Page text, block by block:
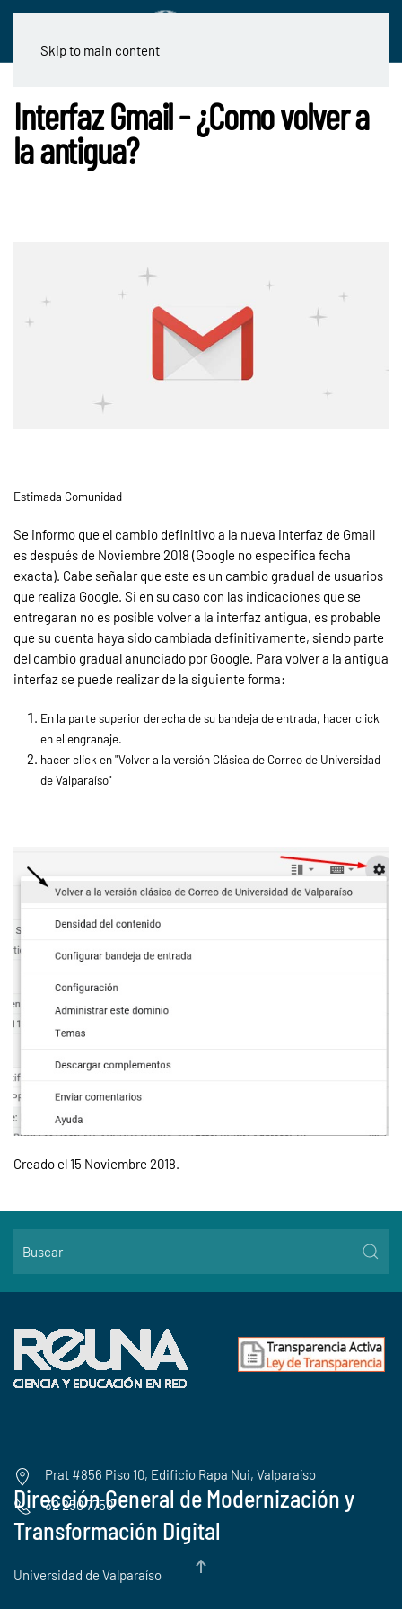
Skip to main content
Interfaz Gmail - ¿Como volver a
la antigua?
Estimada Comunidad
Se informo que el cambio definitivo a la nueva interfaz de Gmail
es después de Noviembre 2018 (Google no especifica fecha
exacta). Cabe señalar que este es un cambio gradual de usuarios
que realiza Google. Si en su caso con las indicaciones que se
entregaran no es posible volver a la interfaz antigua, es probable
que su cuenta haya sido cambiada definitivamente, siendo parte
del cambio gradual anunciado por Google. Para volver a la antigua
interfaz se puede realizar de la siguiente forma:
En la parte superior derecha de su bandeja de entrada, hacer click
en el engranaje.
hacer click en "Volver a la versión Clásica de Correo de Universidad
de Valparaíso"
Creado el 15 Noviembre 2018.
Dirección General de Modernización y
Transformación Digital
Universidad de Valparaíso
Prat #856 Piso 10, Edificio Rapa Nui, Valparaíso
32 250 7750